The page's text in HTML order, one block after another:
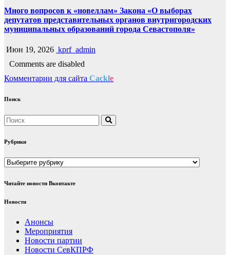
Много вопросов к «новеллам» Закона «О выборах
депутатов представительных органов внутригородских
муниципальных образований города Севастополя»
Июн 19, 2026 kprf_admin
Comments are disabled
Комментарии для сайта Cackle
Поиск
Рубрики
Рубрики
Читайте новости Вконтакте
Новости
Анонсы
Мероприятия
Новости партии
Новости СевКПРФ